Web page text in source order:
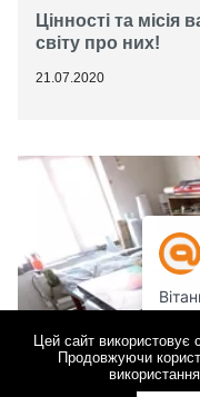
Цінності та місія
світу про них!
21.07.2020
Цей сайт використовує
Продовжуючи